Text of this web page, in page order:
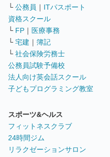
└ 公務員 ｜ ITパスポート
資格スクール
└ FP ｜ 医療事務
└ 宅建 ｜ 簿記
└ 社会保険労務士
公務員試験予備校
法人向け英会話スクール
子どもプログラミング教室
スポーツ&ヘルス
フィットネスクラブ
24時間ジム
リラクゼーションサロン